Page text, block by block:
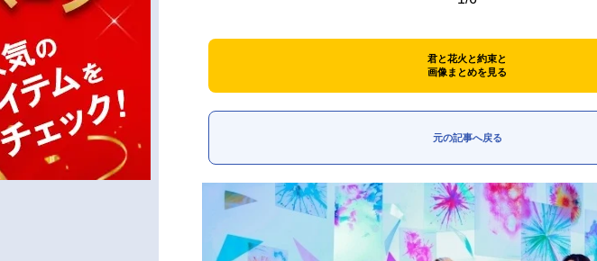
君と花火と約束と
画像まとめを見る
元の記事へ戻る